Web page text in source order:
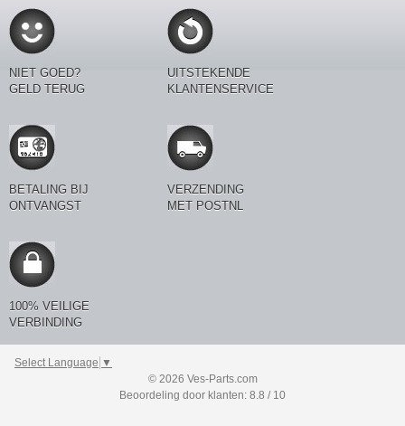
NIET GOED?
GELD TERUG
UITSTEKENDE
KLANTENSERVICE
BETALING BIJ
ONTVANGST
VERZENDING
MET POSTNL
100% VEILIGE
VERBINDING
Select Language ▼
© 2026 Ves-Parts.com
Beoordeling door klanten: 8.8 / 10